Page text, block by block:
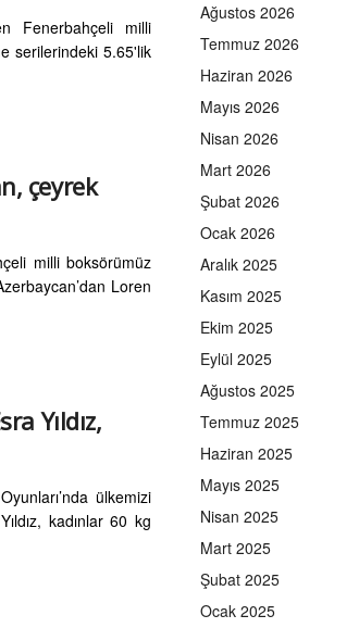
Fenerbahçeli milli
serilerindeki 5.65'lik
çeyrek
milli boksörümüz
Loren
Yıldız,
ülkemizi
kadınlar 60 kg
Ağustos 2026
Temmuz 2026
Haziran 2026
Mayıs 2026
Nisan 2026
Mart 2026
Şubat 2026
Ocak 2026
Aralık 2025
Kasım 2025
Ekim 2025
Eylül 2025
Ağustos 2025
Temmuz 2025
Haziran 2025
Mayıs 2025
Nisan 2025
Mart 2025
Şubat 2025
Ocak 2025